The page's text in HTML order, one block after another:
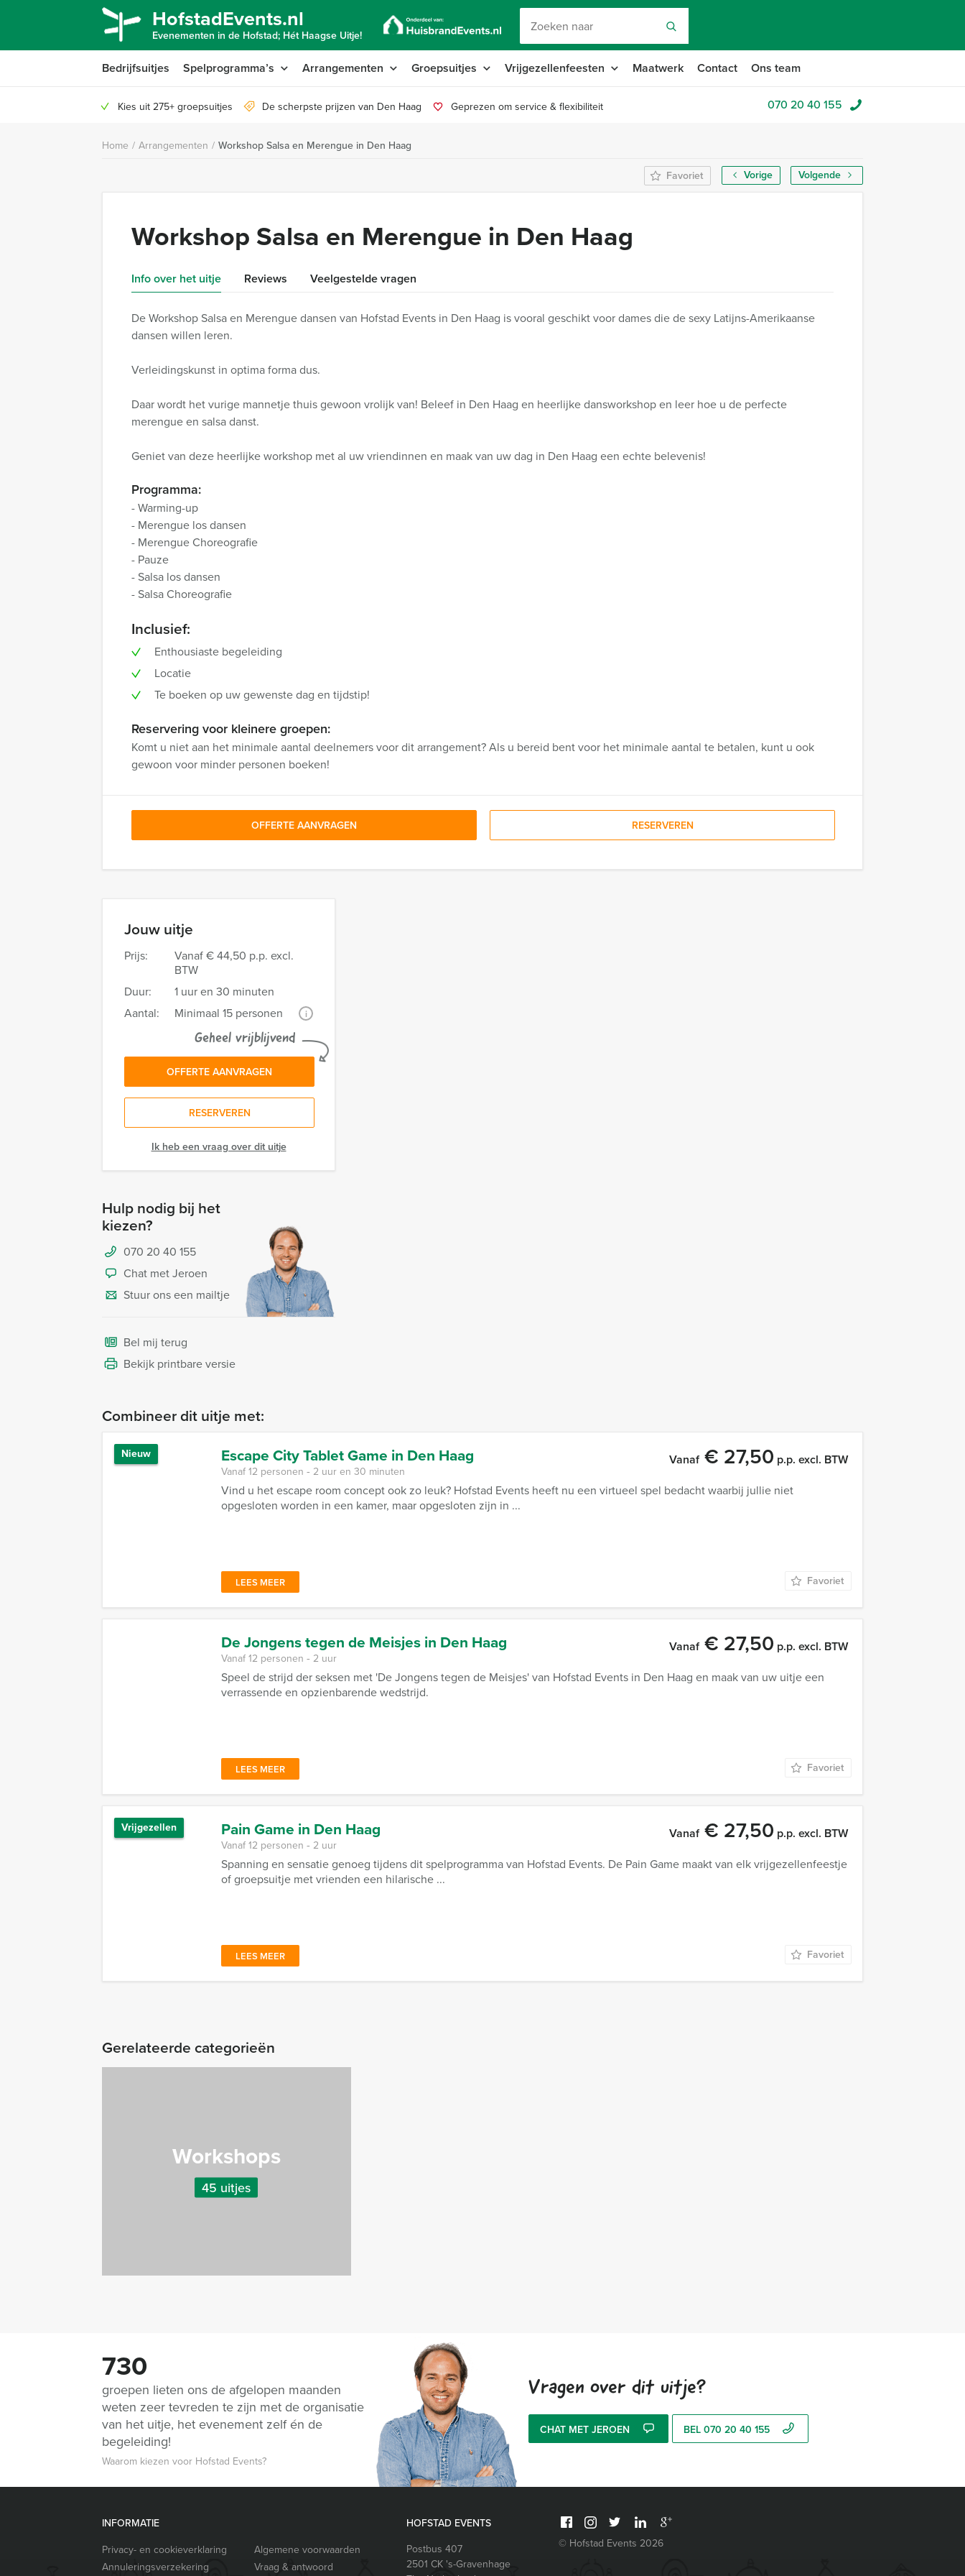
HofstadEvents.nl
Evenementen in de Hofstad; Hét Haagse Uitje!
Bedrijfsuitjes Spelprogramma’s Arrangementen Groepsuitjes Vrijgezellenfeesten Maatwerk Contact Ons team
Kies uit 275+ groepsuitjes De scherpste prijzen van Den Haag Geprezen om service & flexibiliteit 070 20 40 155
Home / Arrangementen / Workshop Salsa en Merengue in Den Haag
Vorige
Volgende
Favoriet
Jouw uitje
Prijs: Vanaf€ 44,50 p.p. excl.
BTW
Duur:
1 uur en 30 minuten
Aantal:
Minimaal 15 personen i
Geheel vrijblijvend
OFFERTE AANVRAGEN
RESERVEREN
Ik heb een vraag over dit uitje
Hulp nodig bij het
kiezen?
070 20 40 155
Chat met Jeroen
Stuur ons een mailtje
Bel mij terug
Bekijk printbare versie
Workshop Salsa en Merengue in Den Haag
Info over het uitje Reviews Veelgestelde vragen
De Workshop Salsa en Merengue dansen van Hofstad Events in Den Haag is vooral geschikt voor dames die de sexy Latijns-Amerikaanse
dansen willen leren.
Verleidingskunst in optima forma dus.
Daar wordt het vurige mannetje thuis gewoon vrolijk van! Beleef in Den Haag en heerlijke dansworkshop en leer hoe u de perfecte
merengue en salsa danst.
Geniet van deze heerlijke workshop met al uw vriendinnen en maak van uw dag in Den Haag een echte belevenis!
Programma:
- Warming-up
- Merengue los dansen
- Merengue Choreografie
- Pauze
- Salsa los dansen
- Salsa Choreografie
Inclusief:
Enthousiaste begeleiding
Locatie
Te boeken op uw gewenste dag en tijdstip!
Reservering voor kleinere groepen:
Komt u niet aan het minimale aantal deelnemers voor dit arrangement? Als u bereid bent voor het minimale aantal te betalen, kunt u ook
gewoon voor minder personen boeken!
OFFERTE AANVRAGEN RESERVEREN
Combineer dit uitje met:
Escape City Tablet Game in Den Haag
Nieuw Vanaf€ 27,50 p.p. excl. BTW
Vanaf 12 personen ‐ 2 uur en 30 minuten
Vind u het escape room concept ook zo leuk? Hofstad Events heeft nu een virtueel spel bedacht waarbij jullie niet
opgesloten worden in een kamer, maar opgesloten zijn in ...
LEES MEER Favoriet
De Jongens tegen de Meisjes in Den Haag Vanaf€ 27,50 p.p. excl. BTW
Vanaf 12 personen ‐ 2 uur
Speel de strijd der seksen met 'De Jongens tegen de Meisjes' van Hofstad Events in Den Haag en maak van uw uitje een
verrassende en opzienbarende wedstrijd.
LEES MEER Favoriet
Pain Game in Den Haag
Vrijgezellen Vanaf€ 27,50 p.p. excl. BTW
Vanaf 12 personen ‐ 2 uur
Spanning en sensatie genoeg tijdens dit spelprogramma van Hofstad Events. De Pain Game maakt van elk vrijgezellenfeestje
of groepsuitje met vrienden een hilarische ...
LEES MEER Favoriet
Gerelateerde categorieën
Workshops
45 uitjes
730
groepen lieten ons de afgelopen maanden
weten zeer tevreden te zijn met de organisatie
van het uitje, het evenement zelf én de
begeleiding!
Waarom kiezen voor Hofstad Events?
Vragen over dit uitje?
CHAT MET JEROEN BEL 070 20 40 155
INFORMATIE
Privacy- en cookieverklaring
Algemene voorwaarden
Annuleringsverzekering
Vraag & antwoord
HOFSTAD EVENTS
Postbus 407
2501 CK 's-Gravenhage
© Hofstad Events 2026